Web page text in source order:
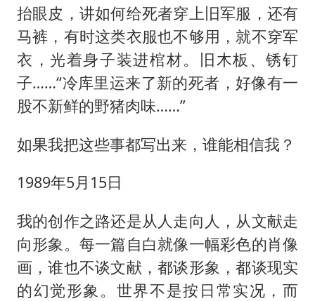
抬眼皮，讲如何给死者穿上旧军服，还有
马裤，有时这类衣服也不够用，就不穿军
衣，光着身子装进棺材。旧木板、锈钉
子……“冷库里运来了新的死者，好像有一
股不新鲜的野猪肉味……”
如果我把这些事都写出来，谁能相信我？
1989年5月15日
我的创作之路还是从人走向人，从文献走
向形象。每一篇自白就像一幅彩色的肖像
画，谁也不谈文献，都谈形象，都谈现实
的幻觉形象。世界不是按日常实况，而